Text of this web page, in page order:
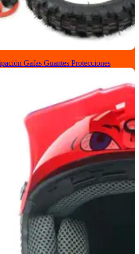
Gafas Guantes Protecciones